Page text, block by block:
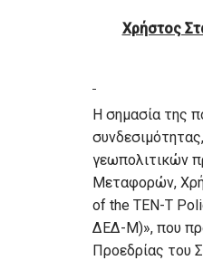
Χρήστος
Η σημασία της
γεωπολιτικών
Μεταφορών,
of the TEN-T
ΔΕΔ-Μ)», που
Προεδρίας του